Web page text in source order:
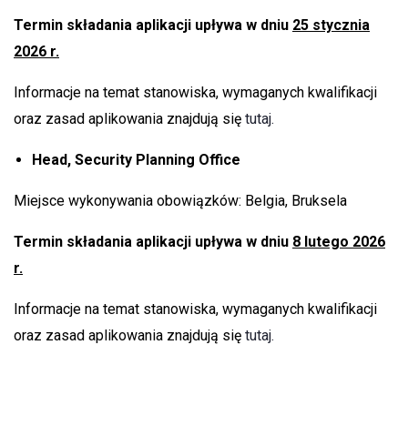
Termin składania aplikacji upływa w dniu 25 stycznia
2026 r.
Informacje na temat stanowiska, wymaganych kwalifikacji
oraz zasad aplikowania znajdują się tutaj.
Head, Security Planning Office
Miejsce wykonywania obowiązków: Belgia, Bruksela
Termin składania aplikacji upływa w dniu 8 lutego 2026
r.
Informacje na temat stanowiska, wymaganych kwalifikacji
oraz zasad aplikowania znajdują się tutaj.